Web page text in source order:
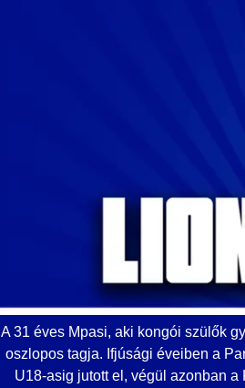
A 31 éves Mpasi, aki kongói szülők
oszlopos tagja. Ifjúsági éveiben a
U18-asig jutott el, végül azonban